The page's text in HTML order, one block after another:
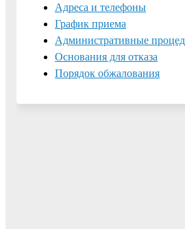
Адреса и телефоны
График приема
Административные
Основания для отказа
Порядок обжалования